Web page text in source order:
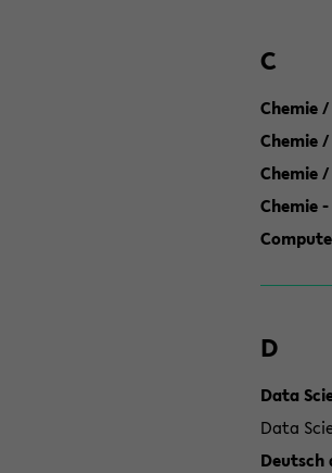
C
Chemie /
Chemie /
Chemie
Chemie
D
Data
Data
Deutsch